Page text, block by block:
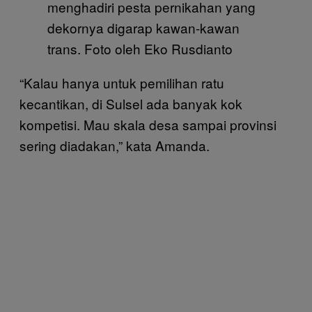
menghadiri pesta pernikahan yang
dekornya digarap kawan-kawan
trans. Foto oleh Eko Rusdianto
“Kalau hanya untuk pemilihan ratu
kecantikan, di Sulsel ada banyak kok
kompetisi. Mau skala desa sampai provinsi
sering diadakan,” kata Amanda.